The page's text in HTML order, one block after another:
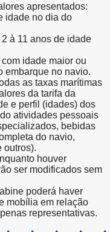
apresentados:
idade no dia do
à 11 anos de idade
idade maior ou
embarque no navio.
as taxas marítimas
da tarifa da
e perfil (idades) dos
atividades pessoais
bebidas
do navio,
outros).
houver
ser modificados sem
poderá haver
mobília em relação
representativas.